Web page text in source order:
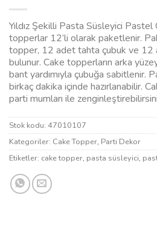
Yıldız Şekilli Pasta Süsleyici
topperlar 12’li olarak paketlenir.
topper, 12 adet tahta çubuk ve 12
bulunur. Cake topperların arka
bant yardımıyla çubuğa sabitlenir.
birkaç dakika içinde hazırlanabilir.
parti mumları ile
Stok kodu: 47010107
Kategoriler: Cake Topper, Parti Dekor
Etiketler: cake topper, pasta süsleyici,